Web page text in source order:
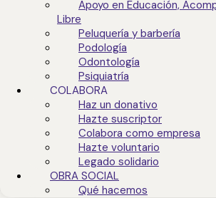
Apoyo en Educación,
Libre
Peluquería y barbería
Podología
Odontología
Psiquiatría
COLABORA
Haz un donativo
Hazte suscriptor
Colabora como empresa
Hazte voluntario
Legado solidario
OBRA SOCIAL
Qué hacemos